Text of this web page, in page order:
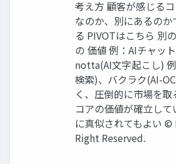
考え方 顧客が感じる
なのか、別にあるのか
る PIVOTはこちら 別
の 価値 例：AIチャット
notta(AI文字起こし)
検索)、バクラク(AI-
く、圧倒的に市場を
コアの価値が確立し
に真似されてもよい ©︎
Right Reserved.